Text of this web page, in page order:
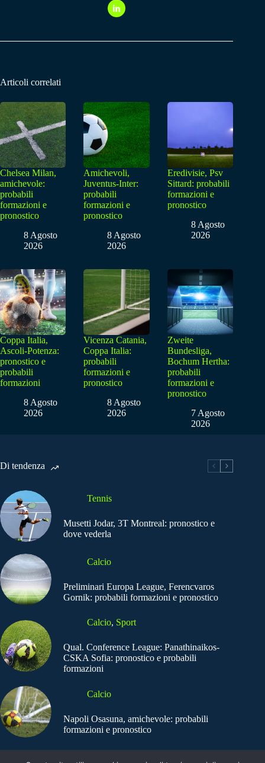
Articoli correlati
Chelsea Milan,
amichevole:
probabili
formazioni e
pronostico
8 Agosto
2026
Amichevoli,
Juventus-Inter:
probabili
formazioni e
pronostico
8 Agosto
2026
Eredivisie, Psv
Sittard: probabili
formazioni e
pronostico
8 Agosto
2026
Coppa Italia,
Ascoli-Potenza:
pronostico e
probabili
formazioni
8 Agosto
2026
Vicenza Catania,
Coppa Italia:
probabili
formazioni e
pronostico
8 Agosto
2026
Zweite
Bundesliga,
Bochum Hertha:
probabili
formazioni e
pronostico
7 Agosto
2026
Di tendenza
Tennis
Musetti Jodar, 3T Montreal: pronostico e
dove vederla
Calcio
Preliminari Europa League, Ferencvaros
Gornik: probabili formazioni e pronostico
Calcio, Sport
Qual. Conference League: Panathinaikos-
CSKA Sofia: pronostico e probabili
formazioni
Calcio
Napoli Osasuna, amichevole: probabili
formazioni e pronostico